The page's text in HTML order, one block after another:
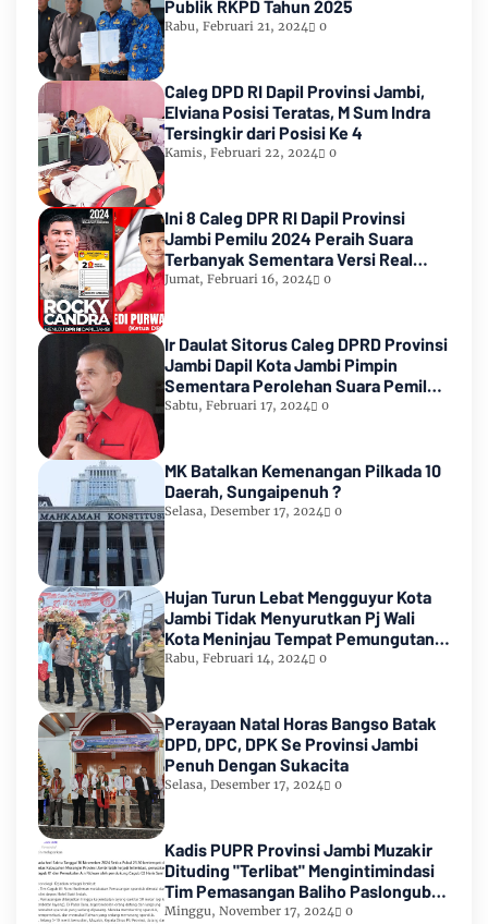
Publik RKPD Tahun 2025
Rabu, Februari 21, 2024 0
Caleg DPD RI Dapil Provinsi Jambi,
Elviana Posisi Teratas, M Sum Indra
Tersingkir dari Posisi Ke 4
Kamis, Februari 22, 2024 0
Ini 8 Caleg DPR RI Dapil Provinsi
Jambi Pemilu 2024 Peraih Suara
Terbanyak Sementara Versi Real
Count KPU RI
Jumat, Februari 16, 2024 0
Ir Daulat Sitorus Caleg DPRD Provinsi
Jambi Dapil Kota Jambi Pimpin
Sementara Perolehan Suara Pemilu
2024
Sabtu, Februari 17, 2024 0
MK Batalkan Kemenangan Pilkada 10
Daerah, Sungaipenuh ?
Selasa, Desember 17, 2024 0
Hujan Turun Lebat Mengguyur Kota
Jambi Tidak Menyurutkan Pj Wali
Kota Meninjau Tempat Pemungutan
Suara Pemilu 2024
Rabu, Februari 14, 2024 0
Perayaan Natal Horas Bangso Batak
DPD, DPC, DPK Se Provinsi Jambi
Penuh Dengan Sukacita
Selasa, Desember 17, 2024 0
Kadis PUPR Provinsi Jambi Muzakir
Dituding "Terlibat" Mengintimindasi
Tim Pemasangan Baliho Paslongub
Romi-Sudirman
Minggu, November 17, 2024 0